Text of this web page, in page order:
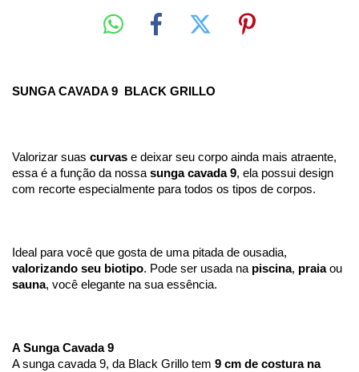
SUNGA CAVADA 9  BLACK GRILLO
Valorizar suas curvas e deixar seu corpo ainda mais atraente,
essa é a função da nossa sunga cavada 9, ela possui design
com recorte especialmente para todos os tipos de corpos.
valorizando seu biotipo. Pode ser usada na piscina, praia
sauna, você elegante na sua essência.
A Sunga Cavada 9
A sunga cavada 9, da Black Grillo tem 9 cm de costura na